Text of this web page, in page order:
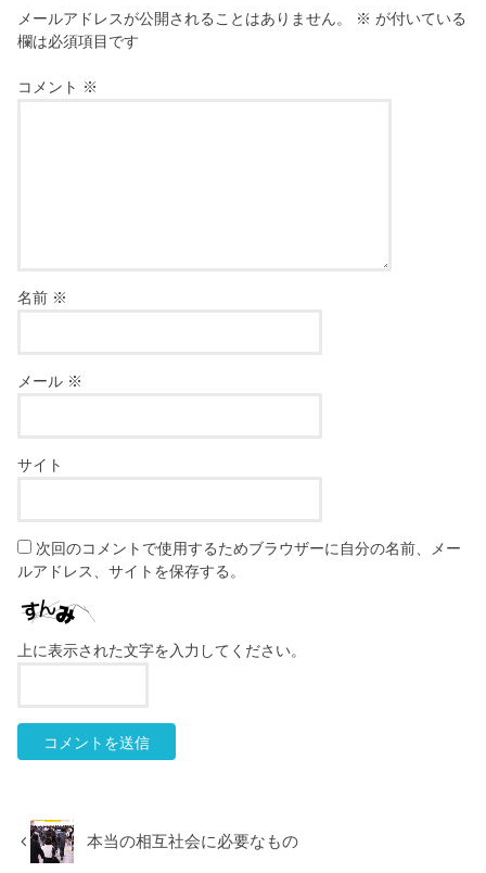
メールアドレスが公開されることはありません。 ※ が付いている
欄は必須項目です
コメント ※
名前 ※
メール ※
サイト
次回のコメントで使用するためブラウザーに自分の名前、メー
ルアドレス、サイトを保存する。
上に表示された文字を入力してください。
本当の相互社会に必要なもの